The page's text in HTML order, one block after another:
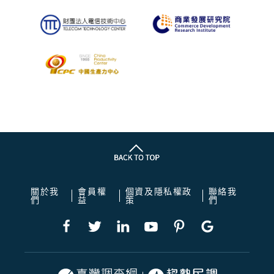
關於我
們
會員權
益
個資及隱私權政
策
聯絡我
們